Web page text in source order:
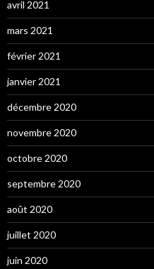
avril 2021
mars 2021
février 2021
janvier 2021
décembre 2020
novembre 2020
octobre 2020
septembre 2020
août 2020
juillet 2020
juin 2020